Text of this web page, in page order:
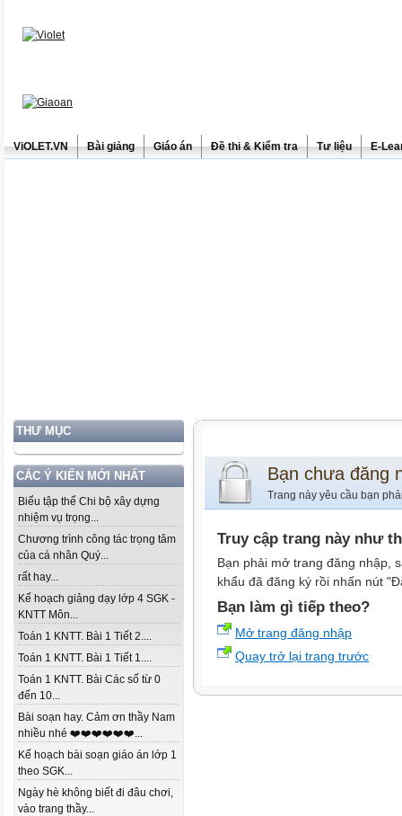
ViOLET.VN Bài giảng Giáo án Đề thi & Kiểm tra Tư liệu E-
THƯ MỤC
CÁC Ý KIẾN MỚI NHẤT
Biểu tập thể Chi bộ xây dựng
nhiệm vụ trọng...
Chương trình công tác trọng tâm
của cá nhân Quý...
rất hay...
Kế hoạch giảng dạy lớp 4 SGK -
KNTT Môn...
Toán 1 KNTT. Bài 1 Tiết 2....
Toán 1 KNTT. Bài 1 Tiết 1....
Toán 1 KNTT. Bài Các số từ 0
đến 10...
Bài soạn hay. Cảm ơn thầy Nam
nhiều nhé ❤️❤️❤️❤️❤️❤️...
Kế hoạch bài soạn giáo án lớp 1
theo SGK...
Ngày hè không biết đi đâu chơi,
vào trang thầy...
Bạn chưa đăng
Trang này yêu cầu bạn
Truy cập trang này như
Bạn phải mở trang đăng nhập,
khẩu đã đăng ký rồi nhấn nút
Bạn làm gì tiếp theo?
Mở trang đăng nhập
Quay trở lại trang trước